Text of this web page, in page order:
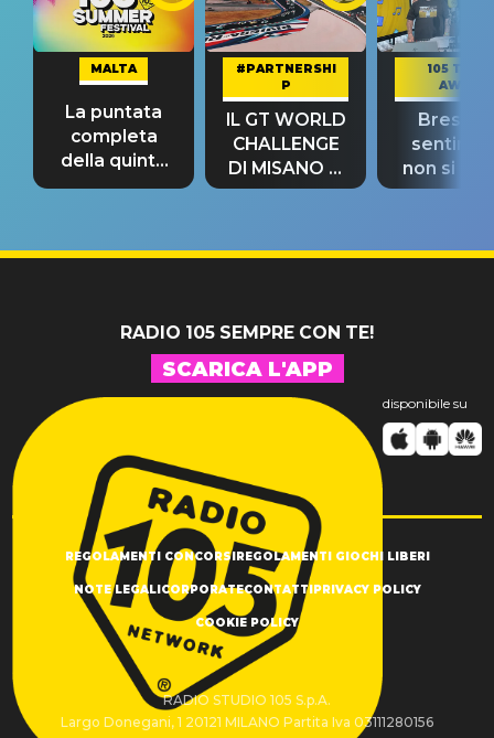
MALTA
La puntata
completa
della quinta
tappa
#PARTNERSHI
P
IL GT WORLD
CHALLENGE
DI MISANO si
riconferma
105 TAKE
AWAY
Bresh:
non si
fino alla
RADIO 105 SEMPRE CON TE!
SCARICA L'APP
disponibile su
REGOLAMENTI CONCORSIREGOLAMENTI GIOCHI LIBERI
NOTE LEGALICORPORATECONTATTIPRIVACY POLICY
COOKIE POLICY
RADIO STUDIO 105 S.p.A.
Largo Donegani, 1 20121 MILANO Partita Iva 03111280156